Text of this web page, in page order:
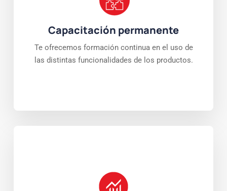
Capacitación permanente
Te ofrecemos formación continua en el uso de
las distintas funcionalidades de los productos.